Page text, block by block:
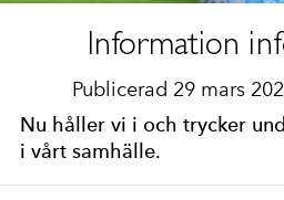
Information
Publicerad 29 mars
Nu håller vi i och trycker
i vårt samhälle.